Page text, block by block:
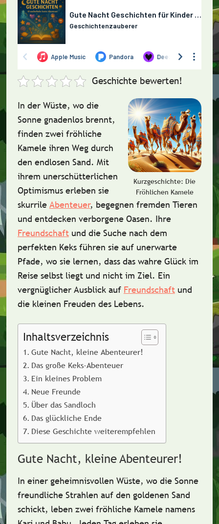
Geschichte bewerten!
Kurzgeschichte: Die
Fröhlichen Kamele
In der Wüste, wo die
Sonne gnadenlos brennt,
finden zwei fröhliche
Kamele ihren Weg durch
den endlosen Sand. Mit
ihrem unerschütterlichen
Optimismus erleben sie
skurrile Abenteuer, begegnen fremden Tieren
und entdecken verborgene Oasen. Ihre
Freundschaftund die Suche nach dem
perfekten Keks führen sie auf unerwarte
Pfade, wo sie lernen, dass das wahre Glück im
Reise selbst liegt und nicht im Ziel. Ein
vergnüglicher Ausblick auf Freundschaftund
die kleinen Freuden des Lebens.
Inhaltsverzeichnis
Gute Nacht, kleine Abenteurer!
Das große Keks-Abenteuer
Ein kleines Problem
Neue Freunde
Über das Sandloch
Das glückliche Ende
Diese Geschichte weiterempfehlen
Gute Nacht, kleine Abenteurer!
In einer geheimnisvollen Wüste, wo die Sonne
freundliche Strahlen auf den goldenen Sand
schickt, leben zwei fröhliche Kamele namens